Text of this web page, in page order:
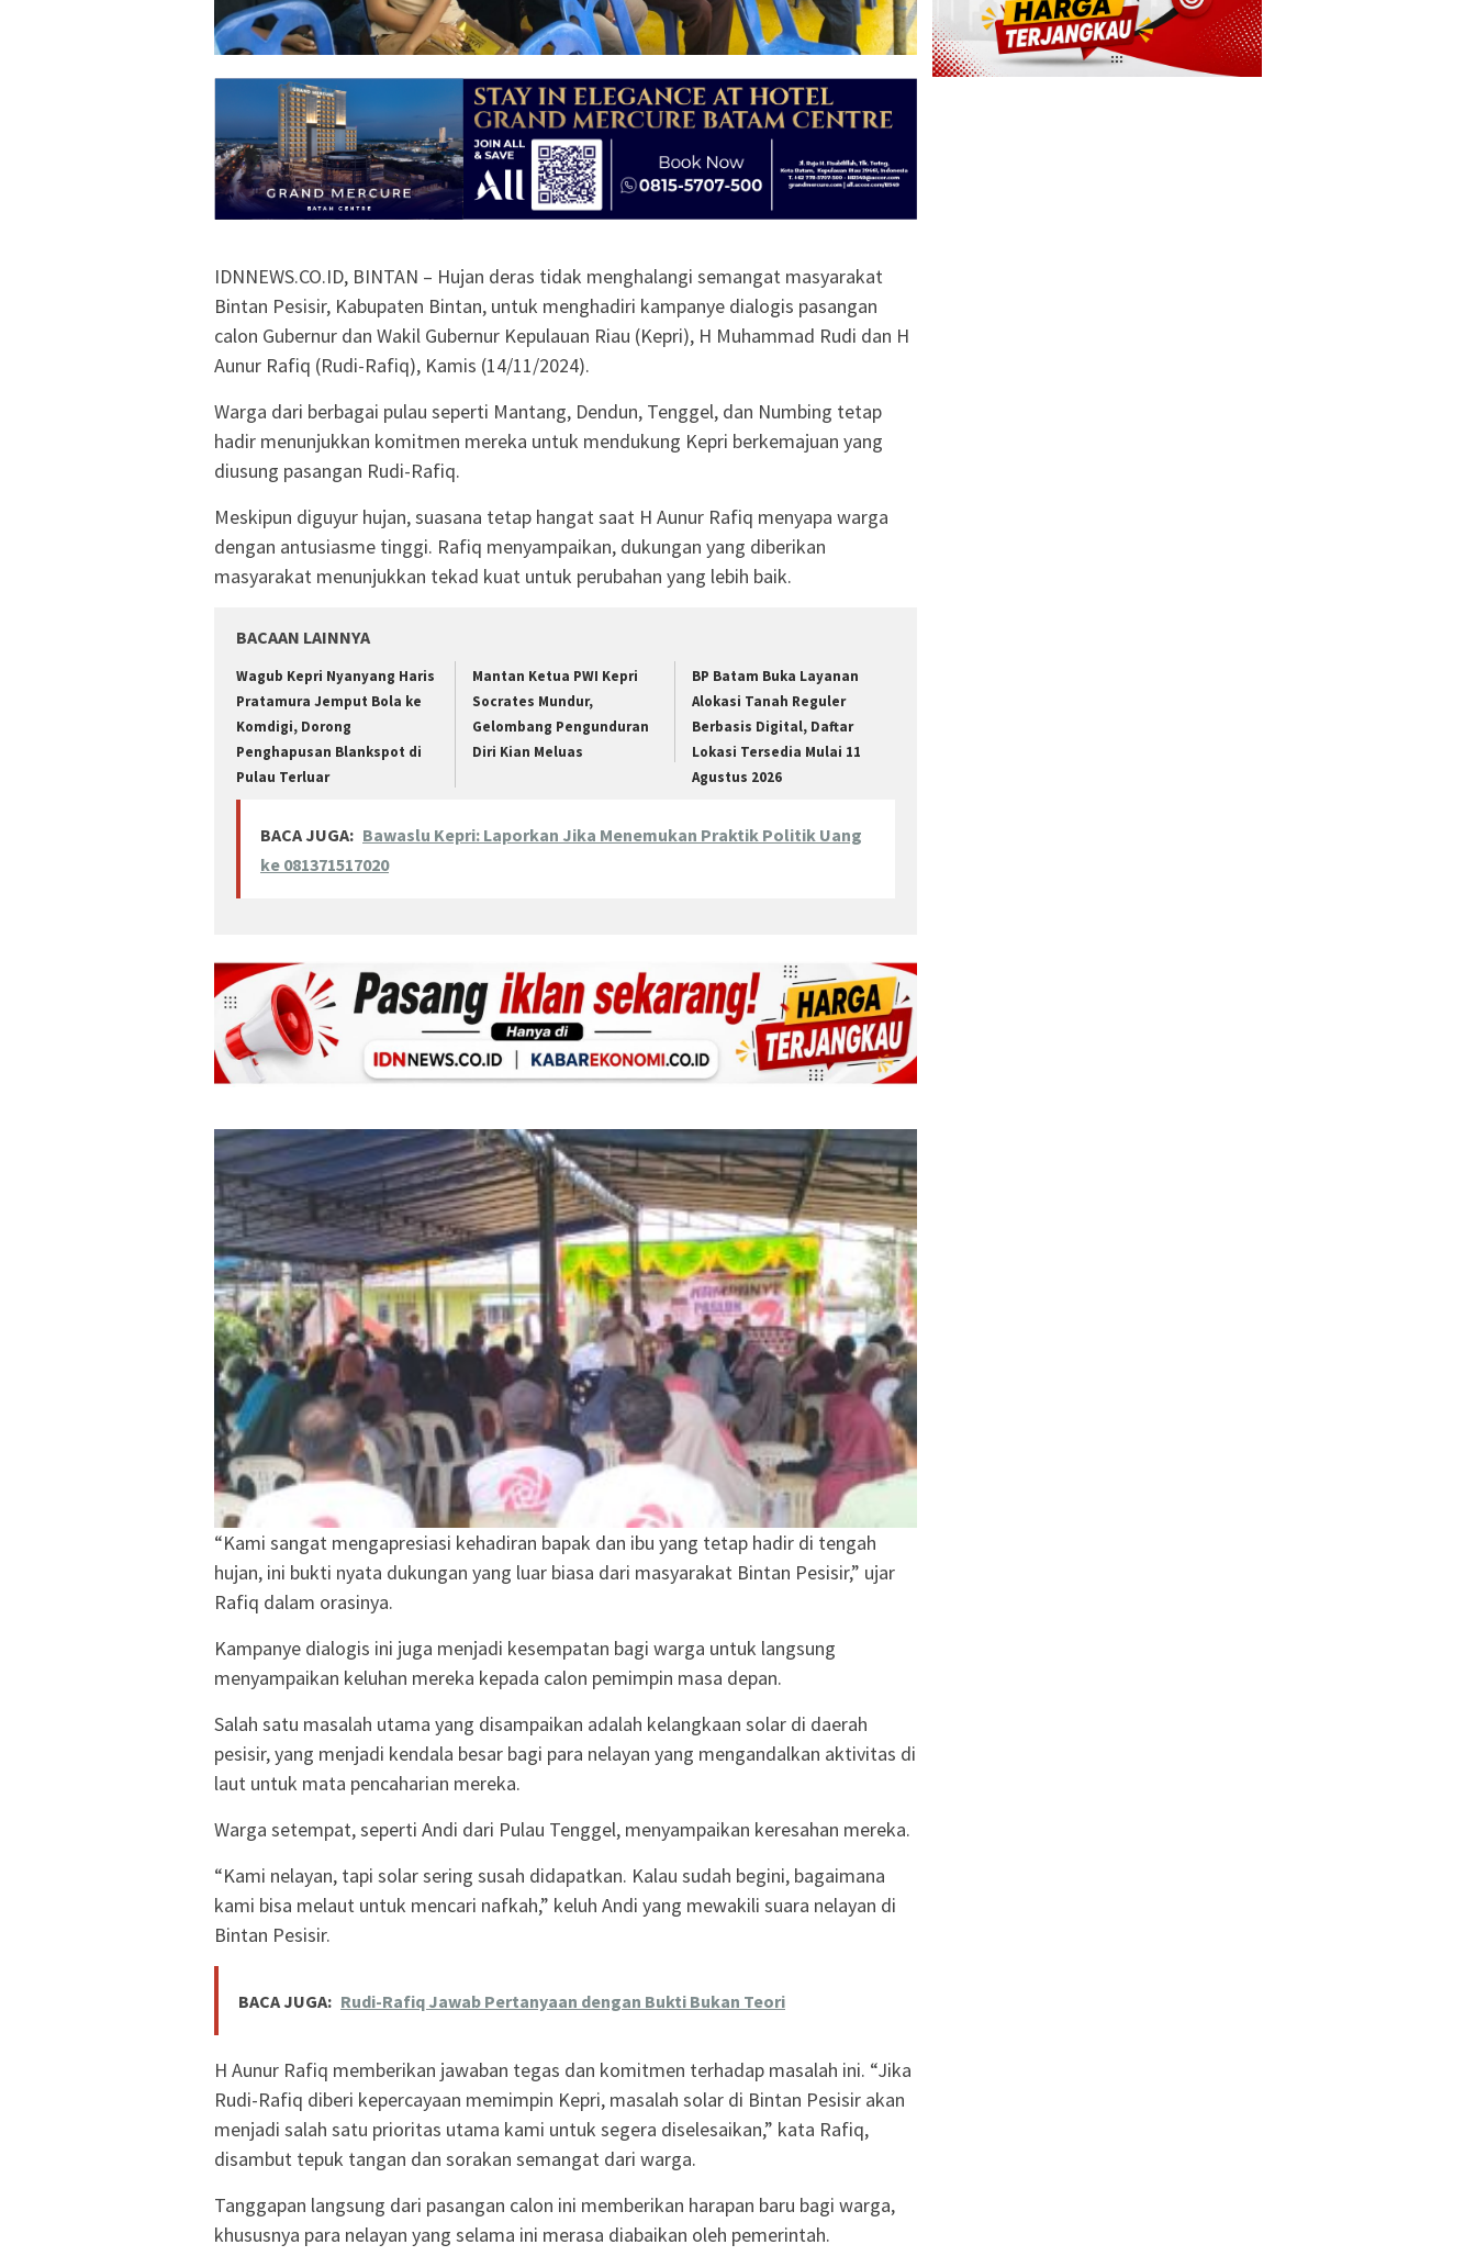
IDNNEWS.CO.ID, BINTAN – Hujan deras tidak menghalangi semangat masyarakat
Bintan Pesisir, Kabupaten Bintan, untuk menghadiri kampanye dialogis pasangan
calon Gubernur dan Wakil Gubernur Kepulauan Riau (Kepri), H Muhammad Rudi dan H
Aunur Rafiq (Rudi-Rafiq), Kamis (14/11/2024).
Warga dari berbagai pulau seperti Mantang, Dendun, Tenggel, dan Numbing tetap
hadir menunjukkan komitmen mereka untuk mendukung Kepri berkemajuan yang
diusung pasangan Rudi-Rafiq.
Meskipun diguyur hujan, suasana tetap hangat saat H Aunur Rafiq menyapa warga
dengan antusiasme tinggi. Rafiq menyampaikan, dukungan yang diberikan
masyarakat menunjukkan tekad kuat untuk perubahan yang lebih baik.
BACAAN LAINNYA
Wagub Kepri Nyanyang Haris
Pratamura Jemput Bola ke
Komdigi, Dorong
Penghapusan Blankspot di
Pulau Terluar
Mantan Ketua PWI Kepri
Socrates Mundur,
Gelombang Pengunduran
Diri Kian Meluas
BP Batam Buka Layanan
Alokasi Tanah Reguler
Berbasis Digital, Daftar
Lokasi Tersedia Mulai 11
Agustus 2026
BACA JUGA: Bawaslu Kepri: Laporkan Jika Menemukan Praktik Politik Uang
ke 081371517020
“Kami sangat mengapresiasi kehadiran bapak dan ibu yang tetap hadir di tengah
hujan, ini bukti nyata dukungan yang luar biasa dari masyarakat Bintan Pesisir,” ujar
Rafiq dalam orasinya.
Kampanye dialogis ini juga menjadi kesempatan bagi warga untuk langsung
menyampaikan keluhan mereka kepada calon pemimpin masa depan.
Salah satu masalah utama yang disampaikan adalah kelangkaan solar di daerah
pesisir, yang menjadi kendala besar bagi para nelayan yang mengandalkan aktivitas di
laut untuk mata pencaharian mereka.
Warga setempat, seperti Andi dari Pulau Tenggel, menyampaikan keresahan mereka.
“Kami nelayan, tapi solar sering susah didapatkan. Kalau sudah begini, bagaimana
kami bisa melaut untuk mencari nafkah,” keluh Andi yang mewakili suara nelayan di
Bintan Pesisir.
BACA JUGA: Rudi-Rafiq Jawab Pertanyaan dengan Bukti Bukan Teori
H Aunur Rafiq memberikan jawaban tegas dan komitmen terhadap masalah ini. “Jika
Rudi-Rafiq diberi kepercayaan memimpin Kepri, masalah solar di Bintan Pesisir akan
menjadi salah satu prioritas utama kami untuk segera diselesaikan,” kata Rafiq,
disambut tepuk tangan dan sorakan semangat dari warga.
Tanggapan langsung dari pasangan calon ini memberikan harapan baru bagi warga,
khususnya para nelayan yang selama ini merasa diabaikan oleh pemerintah.